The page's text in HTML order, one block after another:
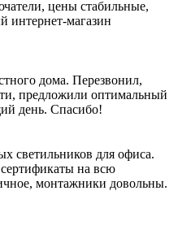
цены стабильные,
интернет-магазин
дома. Перезвонил,
предложили оптимальный
день. Спасибо!
светильников для офиса.
на всю
монтажники довольны.